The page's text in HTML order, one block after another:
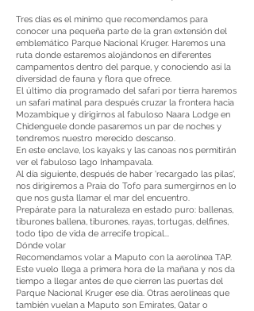
Tres días es el mínimo que recomendamos para
conocer una pequeña parte de la gran extensión del
emblemático Parque Nacional Kruger. Haremos una
ruta donde estaremos alojándonos en diferentes
campamentos dentro del parque, y conociendo así la
diversidad de fauna y flora que ofrece.
El último día programado del safari por tierra haremos
un safari matinal para después cruzar la frontera hacia
Mozambique y dirigirnos al fabuloso Naara Lodge en
Chidenguele donde pasaremos un par de noches y
tendremos nuestro merecido descanso.
En este enclave, los kayaks y las canoas nos permitirán
ver el fabuloso lago Inhampavala.
Al día siguiente, después de haber 'recargado las pilas',
nos dirigiremos a Praia do Tofo para sumergirnos en lo
que nos gusta llamar el mar del encuentro.
Prepárate para la naturaleza en estado puro: ballenas,
tiburones ballena, tiburones, rayas, tortugas, delfines,
todo tipo de vida de arrecife tropical...
Dónde volar
Recomendamos volar a Maputo con la aerolínea TAP.
Este vuelo llega a primera hora de la mañana y nos da
tiempo a llegar antes de que cierren las puertas del
Parque Nacional Kruger ese día. Otras aerolíneas que
también vuelan a Maputo son Emirates, Qatar o